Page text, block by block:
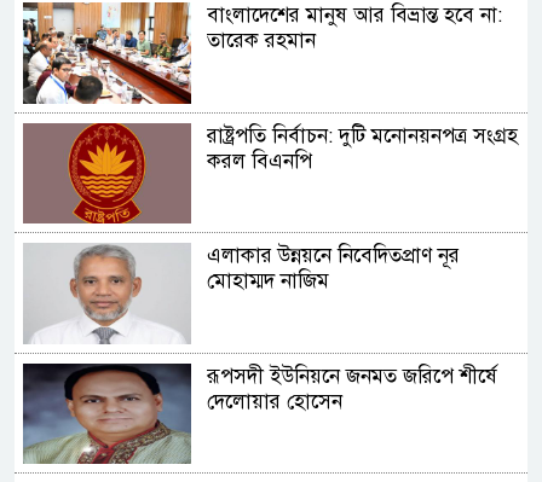
বাংলাদেশের মানুষ আর বিভ্রান্ত হবে না:
তারেক রহমান
রাষ্ট্রপতি নির্বাচন: দুটি মনোনয়নপত্র সংগ্রহ
করল বিএনপি
এলাকার উন্নয়নে নিবেদিতপ্রাণ নূর
মোহাম্মদ নাজিম
রূপসদী ইউনিয়নে জনমত জরিপে শীর্ষে
দেলোয়ার হোসেন